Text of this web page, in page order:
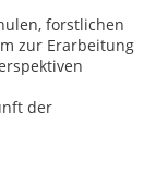
forstlichen
zur Erarbeitung
der